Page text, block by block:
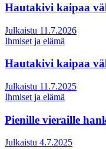
Hautakivi kaipaa
Julkaistu 11.7.2026
Ihmiset ja elämä
Hautakivi kaipaa
Julkaistu 11.7.2025
Ihmiset ja elämä
Pienille vieraille
Julkaistu 4.7.2025